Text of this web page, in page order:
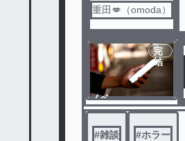
重田💋（omoda）
ノベ
ル
完
結
#雑談 #ホラー